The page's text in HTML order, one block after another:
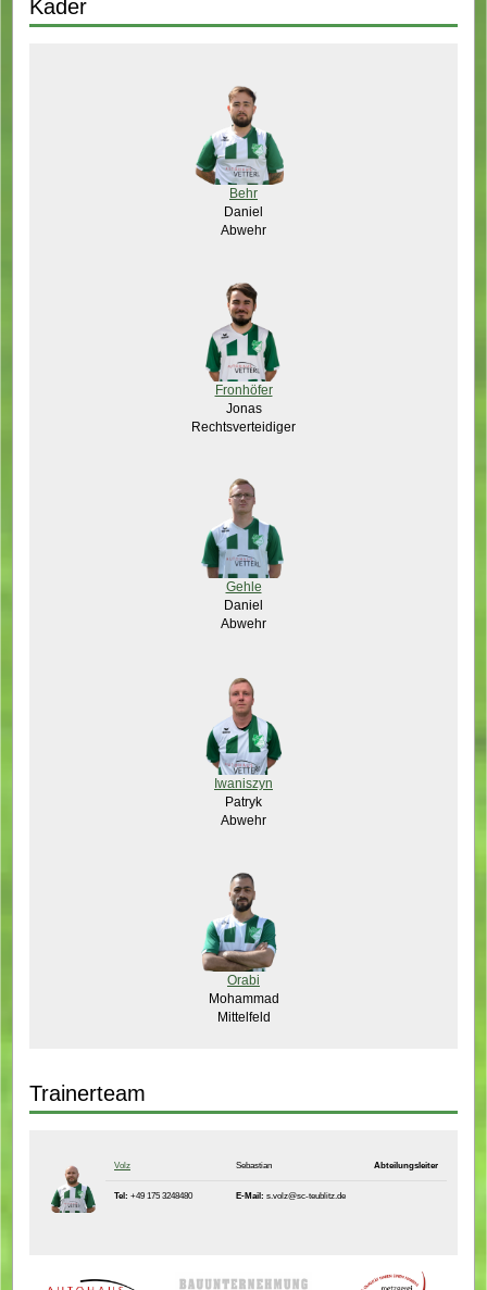
Kader
Behr
Daniel
Abwehr
Fronhöfer
Jonas
Rechtsverteidiger
Gehle
Daniel
Abwehr
Iwaniszyn
Patryk
Abwehr
Orabi
Mohammad
Mittelfeld
Trainerteam
Volz Sebastian Abteilungsleiter
Tel: +49 175 3248480 E-Mail: s.volz@sc-teublitz.de